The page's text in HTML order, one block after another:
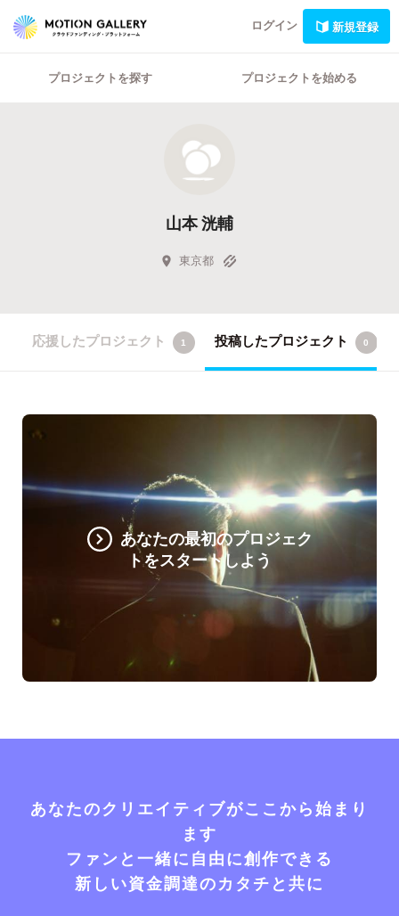
ログイン 新規登録
プロジェクトを探す プロジェクトを始める
山本 洸輔
東京都
応援したプロジェクト 1 投稿したプロジェクト 0
あなたの最初のプロジェク
トをスタートしよう
あなたのクリエイティブがここから始まり
ます
ファンと一緒に自由に創作できる
新しい資金調達のカタチと共に